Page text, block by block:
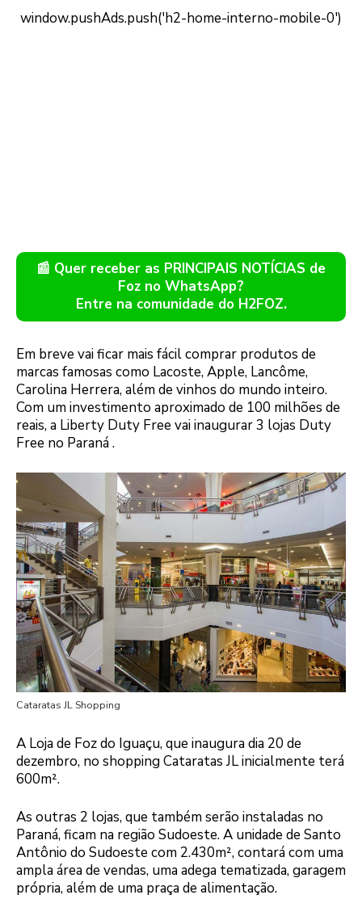
📰 Quer receber as PRINCIPAIS NOTÍCIAS de
Foz no WhatsApp?
Entre na comunidade do H2FOZ.
Em breve vai ficar mais fácil comprar produtos de
marcas famosas como Lacoste, Apple, Lancôme,
Carolina Herrera, além de vinhos do mundo inteiro.
Com um investimento aproximado de 100 milhões de
reais, a Liberty Duty Free vai inaugurar 3 lojas Duty
Free no Paraná .
Cataratas JL Shopping
A Loja de Foz do Iguaçu, que inaugura dia 20 de
dezembro, no shopping Cataratas JL inicialmente terá
600m².
As outras 2 lojas, que também serão instaladas no
Paraná, ficam na região Sudoeste. A unidade de Santo
Antônio do Sudoeste com 2.430m², contará com uma
ampla área de vendas, uma adega tematizada, garagem
própria, além de uma praça de alimentação.